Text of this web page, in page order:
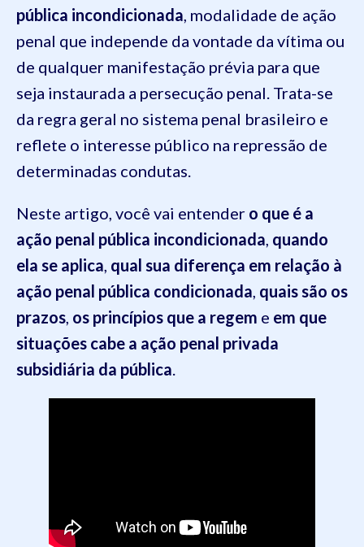
pública incondicionada, modalidade de ação
penal que independe da vontade da vítima ou
de qualquer manifestação prévia para que
seja instaurada a persecução penal. Trata-se
da regra geral no sistema penal brasileiro e
reflete o interesse público na repressão de
determinadas condutas.
Neste artigo, você vai entender o que é a
ação penal pública incondicionada, quando
ela se aplica, qual sua diferença em relação à
ação penal pública condicionada, quais são os
prazos, os princípios que a regem e em que
situações cabe a ação penal privada
subsidiária da pública.